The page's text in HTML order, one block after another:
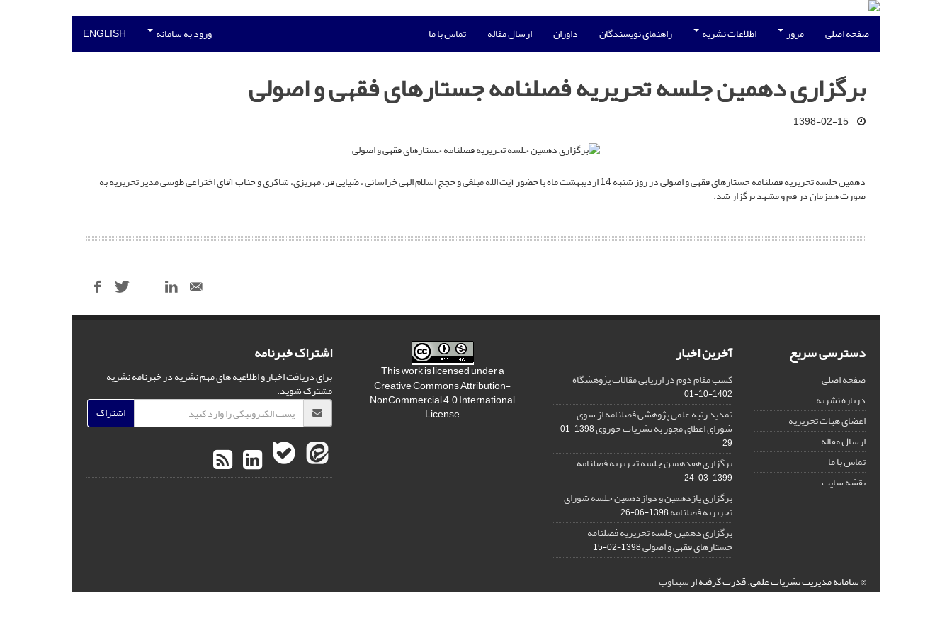
صفحه اصلی مرور اطلاعات نشریه راهنمای نویسندگان داوران ارسال مقاله تماس با ما ورود به سامانه ENGLISH
برگزاری دهمین جلسه تحریریه فصلنامه جستارهای فقهی و اصولی
1398-02-15
دهمین جلسه تحریریه فصلنامه جستارهای فقهی و اصولی در روز شنبه 14 اردیبهشت ماه با حضور آیت الله مبلغی و حجج اسلام الهی خراسانی ، ضیایی فر، مهریزی، شاکری و جناب آقای اختراعی طوسی مدیر تحریریه به
صورت همزمان در قم و مشهد برگزار شد.
دسترسی سریع
صفحه اصلی
درباره نشریه
اعضای هیات تحریریه
ارسال مقاله
تماس با ما
نقشه سایت
آخرین اخبار
کسب مقام دوم در ارزیابی مقالات پژوهشگاه
1402-10-01
تمدید رتبه علمی پژوهشی فصلنامه از سوی
شورای اعطای مجوز به نشریات حوزوی
1398-01-
29
برگزاری هفدهمین جلسه تحریریه فصلنامه
1399-03-24
برگزاری یازدهمین و دوازدهمین جلسه شورای
تحریریه فصلنامه1398-06-26
برگزاری دهمین جلسه تحریریه فصلنامه
جستارهای فقهی و اصولی1398-02-15
This work is licensed under a
Creative Commons Attribution-
NonCommercial 4.0 International
License
اشتراک خبرنامه
برای دریافت اخبار و اطلاعیه های مهم نشریه در خبرنامه نشریه
مشترک شوید.
اشتراک
© سامانه مدیریت نشریات علمی.قدرت گرفته ازسیناوب